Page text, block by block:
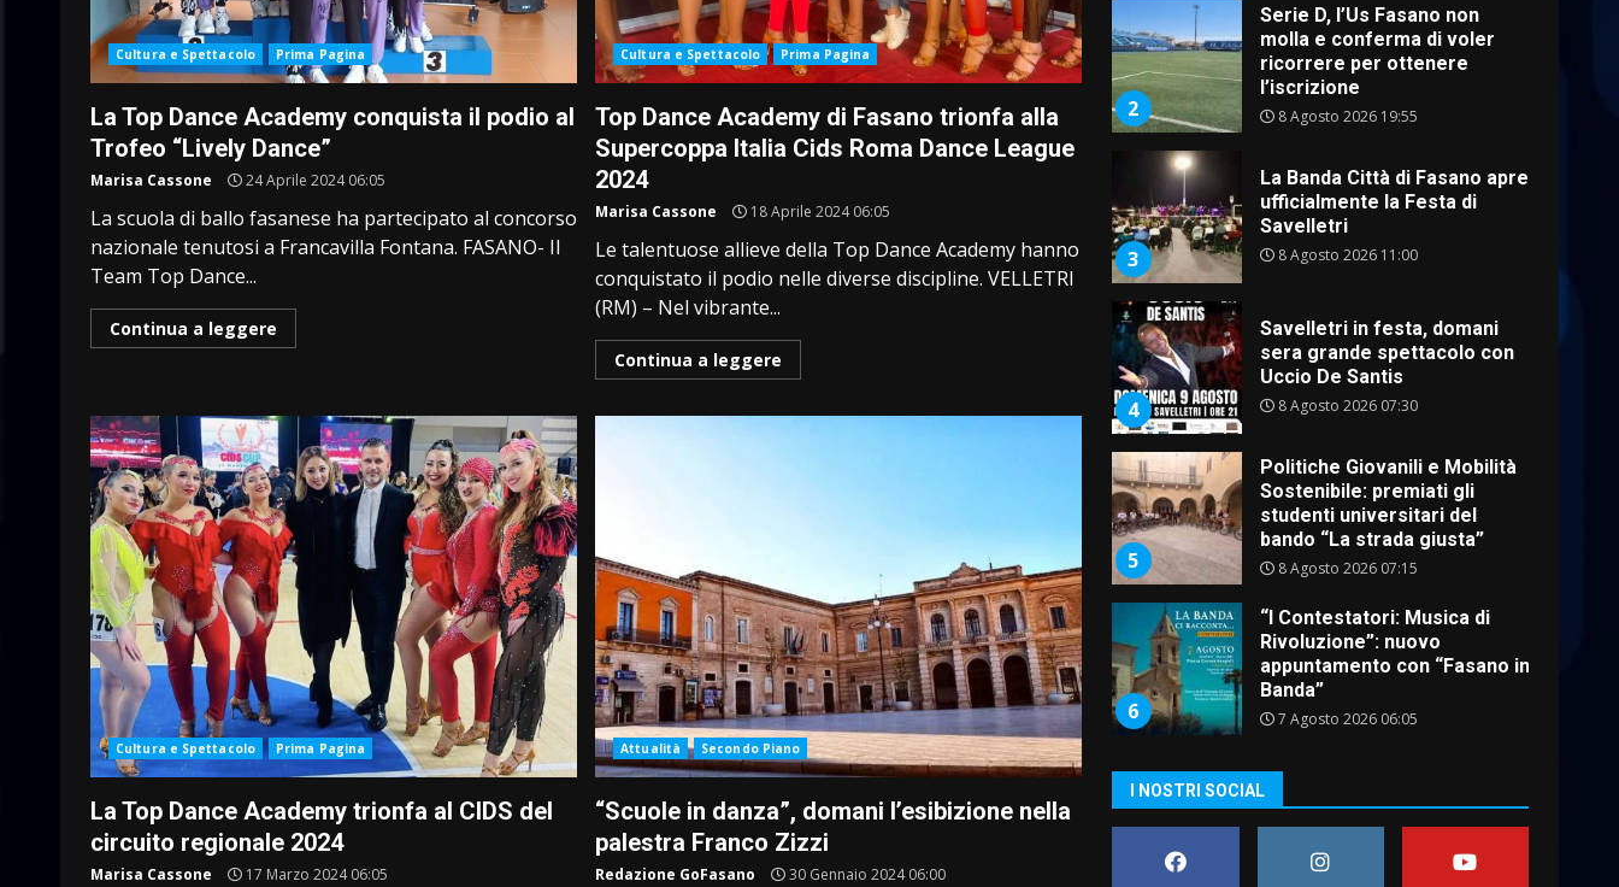
Cultura e Spettacolo Prima Pagina
La Top Dance Academy conquista il podio al
Trofeo “Lively Dance”
Marisa Cassone 24 Aprile 2024 06:05
La scuola di ballo fasanese ha partecipato al concorso
nazionale tenutosi a Francavilla Fontana. FASANO- Il
Team Top Dance...
Continua a leggere
Cultura e Spettacolo Prima Pagina
Top Dance Academy di Fasano trionfa alla
Supercoppa Italia Cids Roma Dance League
2024
Marisa Cassone 18 Aprile 2024 06:05
Le talentuose allieve della Top Dance Academy hanno
conquistato il podio nelle diverse discipline. VELLETRI
(RM) – Nel vibrante...
Continua a leggere
Cultura e Spettacolo Prima Pagina
La Top Dance Academy trionfa al CIDS del
circuito regionale 2024
Marisa Cassone 17 Marzo 2024 06:05
Attualità Secondo Piano
“Scuole in danza”, domani l’esibizione nella
palestra Franco Zizzi
Redazione GoFasano 30 Gennaio 2024 06:00
2
Serie D, l’Us Fasano non
molla e conferma di voler
ricorrere per ottenere
l’iscrizione
8 Agosto 2026 19:55
3
La Banda Città di Fasano apre
ufficialmente la Festa di
Savelletri
8 Agosto 2026 11:00
4
Savelletri in festa, domani
sera grande spettacolo con
Uccio De Santis
8 Agosto 2026 07:30
5
Politiche Giovanili e Mobilità
Sostenibile: premiati gli
studenti universitari del
bando “La strada giusta”
8 Agosto 2026 07:15
6
“I Contestatori: Musica di
Rivoluzione”: nuovo
appuntamento con “Fasano in
Banda”
7 Agosto 2026 06:05
US Fasano, Scianaro:
“Profonda amarezza per
esclusione dal campionato di
7 Agosto 2026 06:00
I NOSTRI SOCIAL